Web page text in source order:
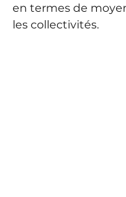
en termes de
les collectivités.